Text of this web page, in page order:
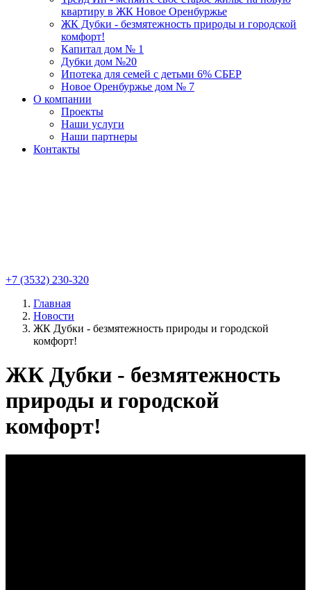
квартиру в ЖК Новое Оренбуржье
ЖК Дубки - безмятежность природы и городской
комфорт!
Капитал дом № 1
Дубки дом №20
Ипотека для семей с детьми 6% СБЕР
Новое Оренбуржье дом № 7
О компании
Проекты
Наши услуги
Наши партнеры
Контакты
+7 (3532) 230-320
Главная
Новости
ЖК Дубки - безмятежность природы и городской
комфорт!
ЖК Дубки - безмятежность
природы и городской
комфорт!